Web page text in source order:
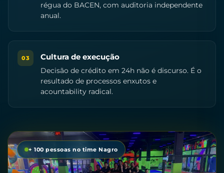
régua do BACEN, com auditoria independente
anual.
03 Cultura de execução
Decisão de crédito em 24h não é discurso. É o
resultado de processos enxutos e
acountability radical.
+ 100 pessoas no time Nagro